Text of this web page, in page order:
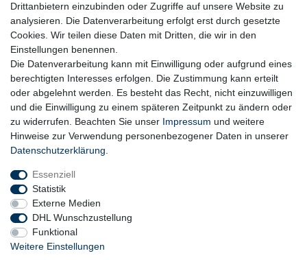
Widerrufs­recht
Drittanbietern einzubinden oder Zugriffe auf unsere Website zu
analysieren. Die Datenverarbeitung erfolgt erst durch gesetzte
Cookies. Wir teilen diese Daten mit Dritten, die wir in den
Einstellungen benennen.
Die Datenverarbeitung kann mit Einwilligung oder aufgrund eines
berechtigten Interesses erfolgen. Die Zustimmung kann erteilt
oder abgelehnt werden. Es besteht das Recht, nicht einzuwilligen
und die Einwilligung zu einem späteren Zeitpunkt zu ändern oder
zu widerrufen. Beachten Sie unser Impressum und weitere
Hinweise zur Verwendung personenbezogener Daten in unserer
Daten­schutz­erklärung
Essenziell
Statistik
Externe Medien
DHL Wunschzustellung
Funktional
Weitere Einstellungen